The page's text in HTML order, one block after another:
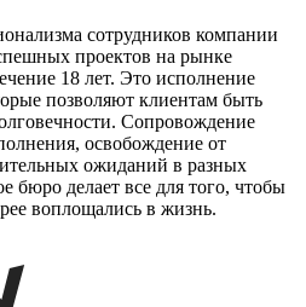
сотрудников компании
проектов на рынке
18 лет. Это исполнение
позволяют клиентам быть
Сопровождение
освобождение от
ожиданий в разных
бюро делает все для того, чтобы
воплощались в жизнь.